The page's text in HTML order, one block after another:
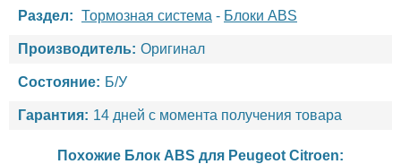
Раздел: Тормозная система - Блоки ABS
Производитель: Оригинал
Состояние: Б/У
Гарантия: 14 дней с момента получения товара
Похожие Блок ABS для Peugeot Citroen: